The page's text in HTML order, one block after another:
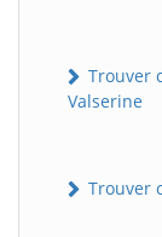
Trouver
Valserine
Trouver